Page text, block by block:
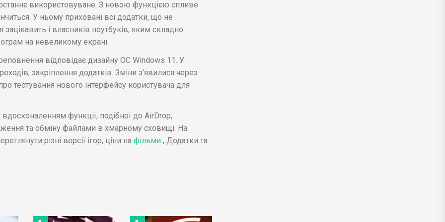
використовуване. З новою функцією спливе
У ньому приховані всі додатки, що не
і власників ноутбуків, яким складно
на невеликому екрані.
відповідає дизайну ОС Windows 11. У
закріплення додатків. Зміни з'явилися через
тестування нового інтерфейсу користувача для
функції, подібної до AirDrop,
та обміну файлами в хмарному сховищі. На
різні версії ігор, ціни на фільми , Додатки та